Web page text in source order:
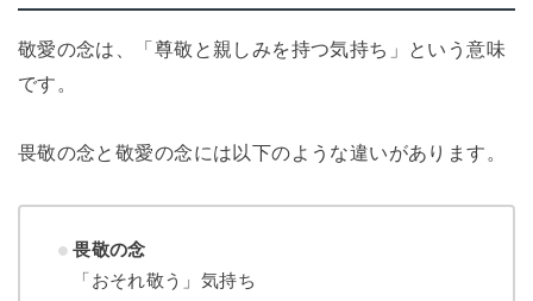
敬愛の念は、「尊敬と親しみを持つ気持ち」という意味
です。
畏敬の念と敬愛の念には以下のような違いがあります。
畏敬の念
「おそれ敬う」気持ち